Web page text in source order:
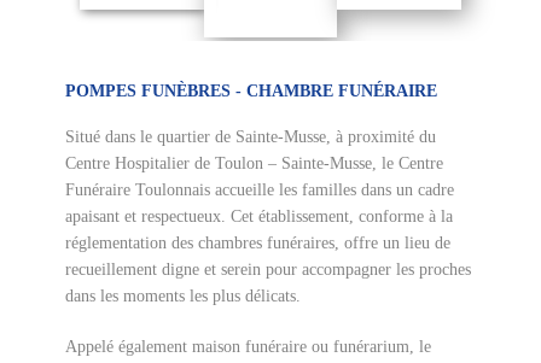
POMPES FUNÈB​RES - CHAMBRE FUNÉRAIRE
Situé dans le quartier de Sainte-Musse, à proximité du
Centre Hospitalier de Toulon – Sainte-Musse, le Centre
Funéraire Toulonnais accueille les familles dans un cadre
apaisant et respectueux. Cet établissement, conforme à la
réglementation des chambres funéraires, offre un lieu de
recueillement digne et serein pour accompagner les proches
dans les moments les plus délicats.
Appelé également maison funéraire ou funérarium, le